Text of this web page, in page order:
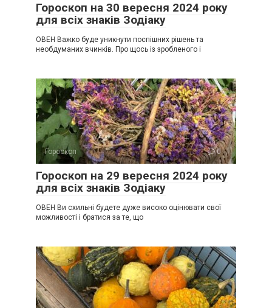
Гороскоп на 30 вересня 2024 року
для всіх знаків Зодіаку
ОВЕН Важко буде уникнути поспішних рішень та
необдуманих вчинків. Про щось із зробленого і
Гороскоп 0
Гороскоп на 29 вересня 2024 року
для всіх знаків Зодіаку
ОВЕН Ви схильні будете дуже високо оцінювати свої
можливості і братися за те, що